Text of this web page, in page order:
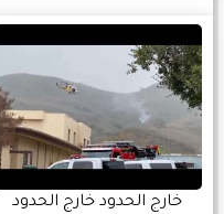
خارج الحدود خارج الحدود